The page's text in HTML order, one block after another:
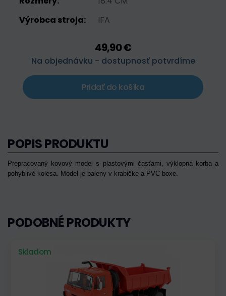
Výrobca stroja:
IFA
49,90 €
Na objednávku - dostupnosť potvrdíme
Pridať do košíka
POPIS PRODUKTU
Prepracovaný kovový model s plastovými časťami, výklopná korba a
pohyblivé kolesa. Model je baleny v krabičke a PVC boxe.
PODOBNÉ PRODUKTY
Skladom